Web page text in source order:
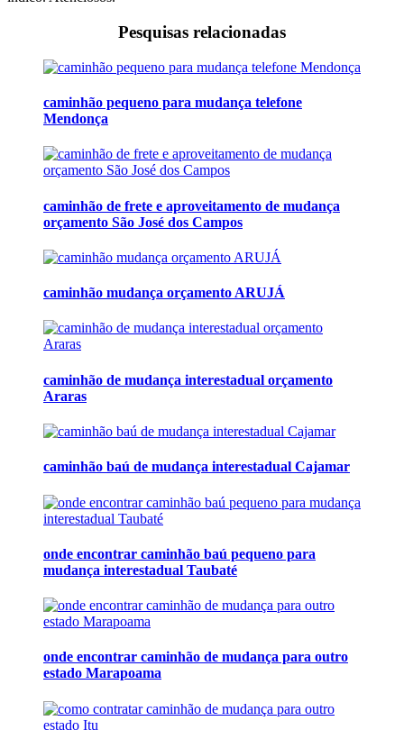
Pesquisas relacionadas
caminhão pequeno para mudança telefone
Mendonça
caminhão de frete e aproveitamento de mudança
orçamento São José dos Campos
caminhão mudança orçamento ARUJÁ
caminhão de mudança interestadual orçamento
Araras
caminhão baú de mudança interestadual Cajamar
onde encontrar caminhão baú pequeno para
mudança interestadual Taubaté
onde encontrar caminhão de mudança para outro
estado Marapoama